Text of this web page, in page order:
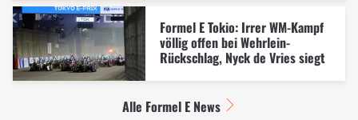
Formel E Tokio: Irrer WM-Kampf
völlig offen bei Wehrlein-
Rückschlag, Nyck de Vries siegt
Alle Formel E News